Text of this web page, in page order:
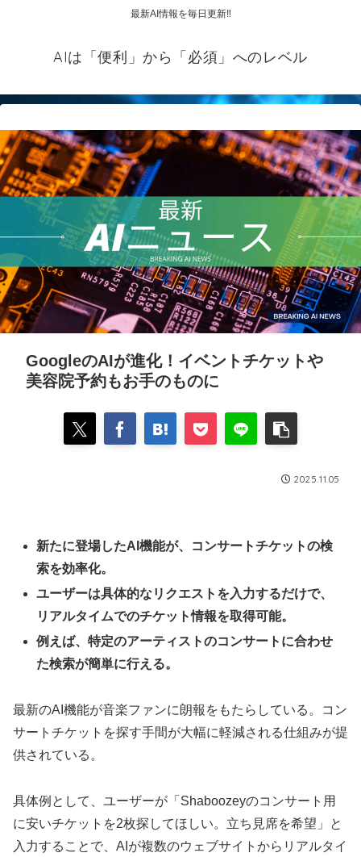
最新AI情報を毎日更新‼
AIは「便利」から「必須」へのレベル
GoogleのAIが進化！イベントチケットや
美容院予約もお手のものに
2025.11.05
新たに登場したAI機能が、コンサートチケットの検
索を効率化。
ユーザーは具体的なリクエストを入力するだけで、
リアルタイムでのチケット情報を取得可能。
例えば、特定のアーティストのコンサートに合わせ
た検索が簡単に行える。
最新のAI機能が音楽ファンに朗報をもたらしている。コン
サートチケットを探す手間が大幅に軽減される仕組みが提
供されている。
具体例として、ユーザーが「Shaboozeyのコンサート用
に安いチケットを2枚探してほしい。立ち見席を希望」と
入力することで、AIが複数のウェブサイトからリアルタイ